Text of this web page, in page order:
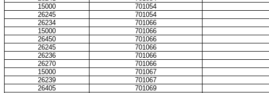
15000
701054
26245
701054
26234
701066
15000
701066
26450
701066
26245
701066
26236
701066
26270
701066
15000
701067
26239
701067
26405
701069